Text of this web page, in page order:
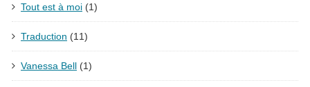
Tout est à moi (1)
Traduction (11)
Vanessa Bell (1)